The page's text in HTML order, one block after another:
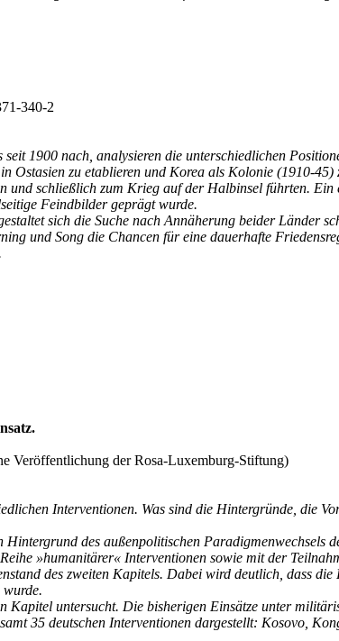
340-2
1900 nach, analysieren die unterschiedlichen
Ostasien zu etablieren und Korea als Kolonie (1910-
und schließlich zum Krieg auf der Halbinsel führten.
Feindbilder geprägt wurde.
sich die Suche nach Annäherung beider Länder
und Song die Chancen für eine dauerhafte
Veröffentlichung der Rosa-Luxemburg-Stiftung)
Interventionen. Was sind die Hintergründe, die
des außenpolitischen Paradigmenwechsels
»humanitärer« Interventionen sowie mit der
des zweiten Kapitels. Dabei wird deutlich, dass
untersucht. Die bisherigen Einsätze unter
35 deutschen Interventionen dargestellt: Kosovo,